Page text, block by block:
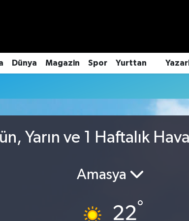
Dünya Magazin Spor Yurttan
Yarın ve 1 Haftalık
Amasya
22°